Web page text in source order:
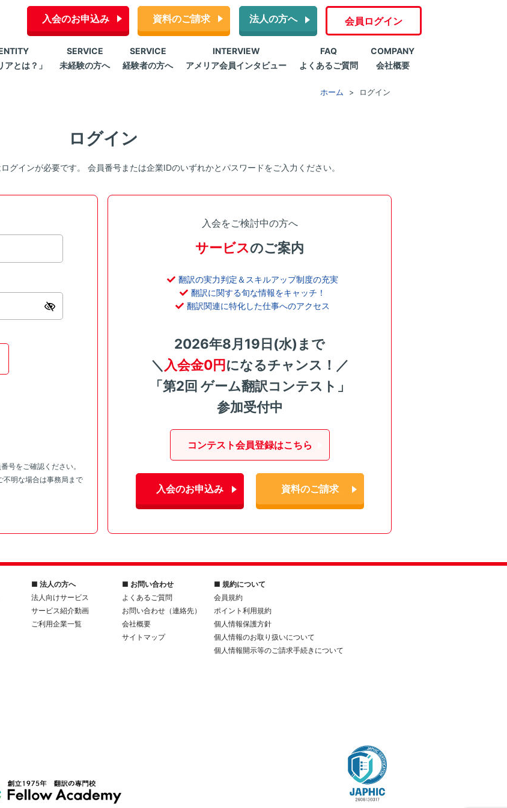
入会のお申込み 資料のご請求 法人の方へ 会員ログイン
アとは？」
SERVICE
未経験の方へ
SERVICE
経験者の方へ
INTERVIEW
アメリア会員インタビュー
FAQ
よくあるご質問
COMPANY
会社概要
ホーム ログイン
ログイン
グインが必要です。 会員番号または企業IDのいずれかとパスワードをご入力ください。
号をご確認ください。
不明な場合は事務局まで
入会をご検討中の方へ
サービスのご案内
翻訳の実力判定＆スキルアップ制度の充実
翻訳に関する旬な情報をキャッチ！
翻訳関連に特化した仕事へのアクセス
2026年8月19日(水)まで
＼ 入会金0円になるチャンス！／
「第2回 ゲーム翻訳コンテスト」
参加受付中
コンテスト会員登録はこちら
入会のお申込み 資料のご請求
■ 法人の方へ
法人向けサービス
サービス紹介動画
ご利用企業一覧
■ お問い合わせ
よくあるご質問
お問い合わせ（連絡先）
会社概要
サイトマップ
■ 規約について
会員規約
ポイント利用規約
個人情報保護方針
個人情報のお取り扱いについて
個人情報開示等のご請求手続きについて